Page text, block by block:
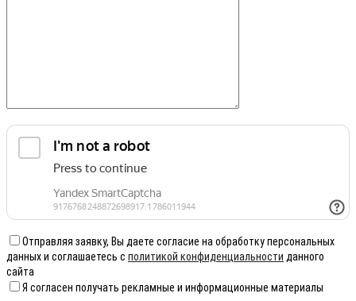
Отправляя заявку, Вы даете согласие на обработку персональных
данных и соглашаетесь с политикой конфиденциальности данного
сайта
Я согласен получать рекламные и информационные материалы